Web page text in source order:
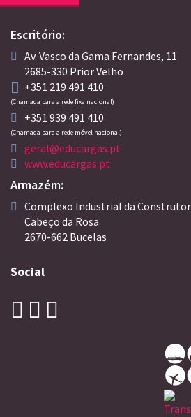
Escritório:
Av. Vasco da Gama Fernandes, 11
2685-330 Prior Velho
+351 219 491 410
(Chamada para a rede fixa nacional)
+351 939 491 410
(Chamada para a rede móvel nacional)
geral@educargas.pt
www.educargas.pt
Armazém:
Complexo Industrial da
Cabeço da Rosa
2670-662 Bucelas
Social